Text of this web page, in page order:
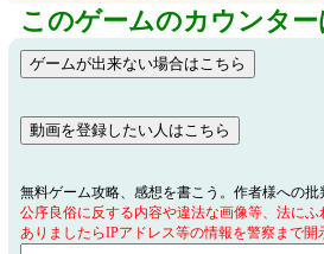
このゲームのカウンタ
無料ゲーム攻略、感想を書こう。作者様への批
公序良俗に反する内容や違法な画像等、法に
ありましたらIPアドレス等の情報を警察まで開